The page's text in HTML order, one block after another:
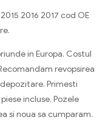
2016 2017 cod OE
in Europa. Costul
revopsirea
Primesti
incluse. Pozele
si noua sa cumparam.